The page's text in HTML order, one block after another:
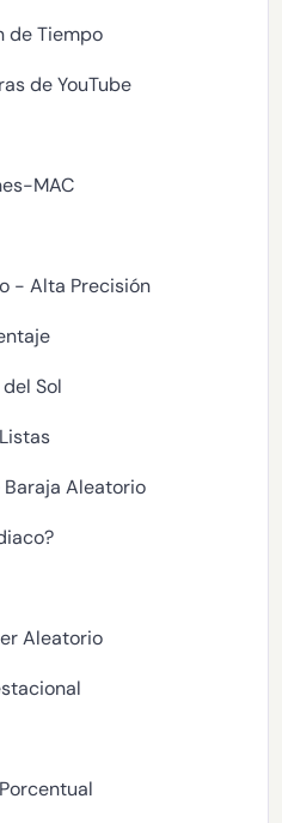
de Tiempo
de YouTube
MAC
- Alta Precisión
Sol
Aleatorio
Aleatorio